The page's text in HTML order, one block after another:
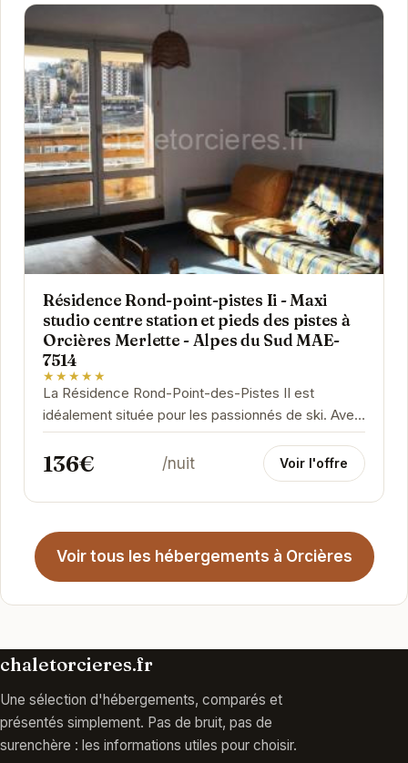
Résidence Rond-point-pistes Ii - Maxi
studio centre station et pieds des pistes à
Orcières Merlette - Alpes du Sud MAE-
7514
★★★★★
La Résidence Rond-Point-des-Pistes II est
idéalement située pour les passionnés de ski. Avec
un accès direct aux pistes, vous pourrez profiter...
136€ /nuit Voir l'offre
Voir tous les hébergements à Orcières
chaletorcieres.fr
Une sélection d'hébergements, comparés et
présentés simplement. Pas de bruit, pas de
surenchère : les informations utiles pour choisir.